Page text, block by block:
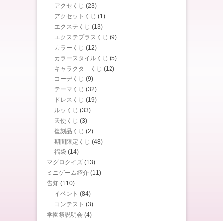
アクセくじ (23)
アクセットくじ (1)
エクステくじ (13)
エクステプラスくじ (9)
カラーくじ (12)
カラースタイルくじ (5)
キャラクタ－くじ (12)
コーデくじ (9)
テーマくじ (32)
ドレスくじ (19)
ルッくじ (33)
天使くじ (3)
復刻品くじ (2)
期間限定くじ (48)
福袋 (14)
マグロクイズ (13)
ミニゲーム紹介 (11)
告知 (110)
イベント (84)
コンテスト (3)
学園祭説明会 (4)